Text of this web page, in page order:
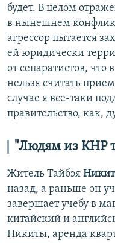
будет. В целом
в нынешнем
агрессор пытается
ей юридически
от сепаратистов,
нельзя считать
случае я все-таки
правительство, как,
"Людям из КНР
Житель Тайбэя
назад, а раньше он
завершает учебу в
китайский и
Никиты, аренда